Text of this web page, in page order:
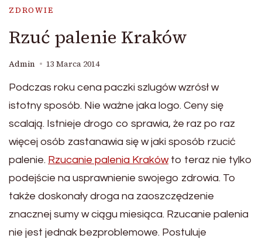
ZDROWIE
Rzuć palenie Kraków
Admin 13 Marca 2014
Podczas roku cena paczki szlugów wzrósł w
istotny sposób. Nie ważne jaka logo. Ceny się
scalają. Istnieje drogo co sprawia, że raz po raz
więcej osób zastanawia się w jaki sposób rzucić
palenie. Rzucanie palenia Krakówto teraz nie tylko
podejście na usprawnienie swojego zdrowia. To
także doskonały droga na zaoszczędzenie
znacznej sumy w ciągu miesiąca. Rzucanie palenia
nie jest jednak bezproblemowe. Postuluje